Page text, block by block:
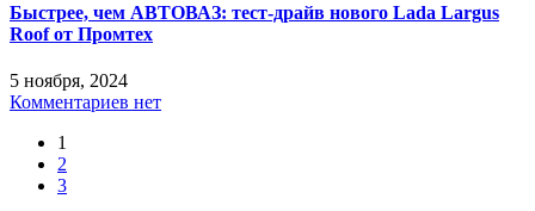
Быстрее, чем АВТОВАЗ: тест-драйв нового Lada Largus
Roof от Промтех
5 ноября, 2024
Комментариев нет
1
2
3